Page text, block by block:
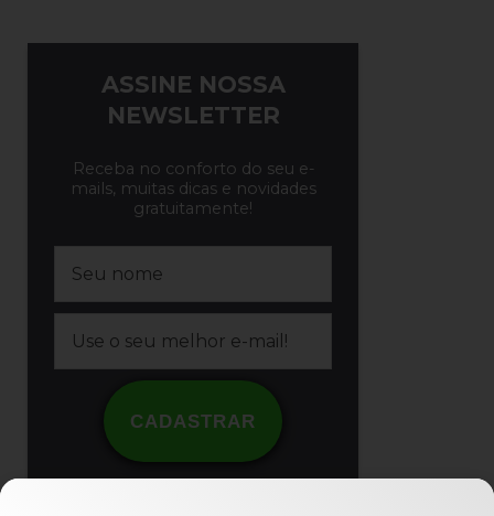
ASSINE NOSSA
NEWSLETTER
Receba no conforto do seu e-
mails, muitas dicas e novidades
gratuitamente!
CADASTRAR